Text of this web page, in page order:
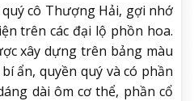
cô Thượng Hải, gợi nhớ
trên các đại lộ phồn hoa.
xây dựng trên bảng màu
ẩn, quyền quý và có phần
dài ôm cơ thể, phần cổ